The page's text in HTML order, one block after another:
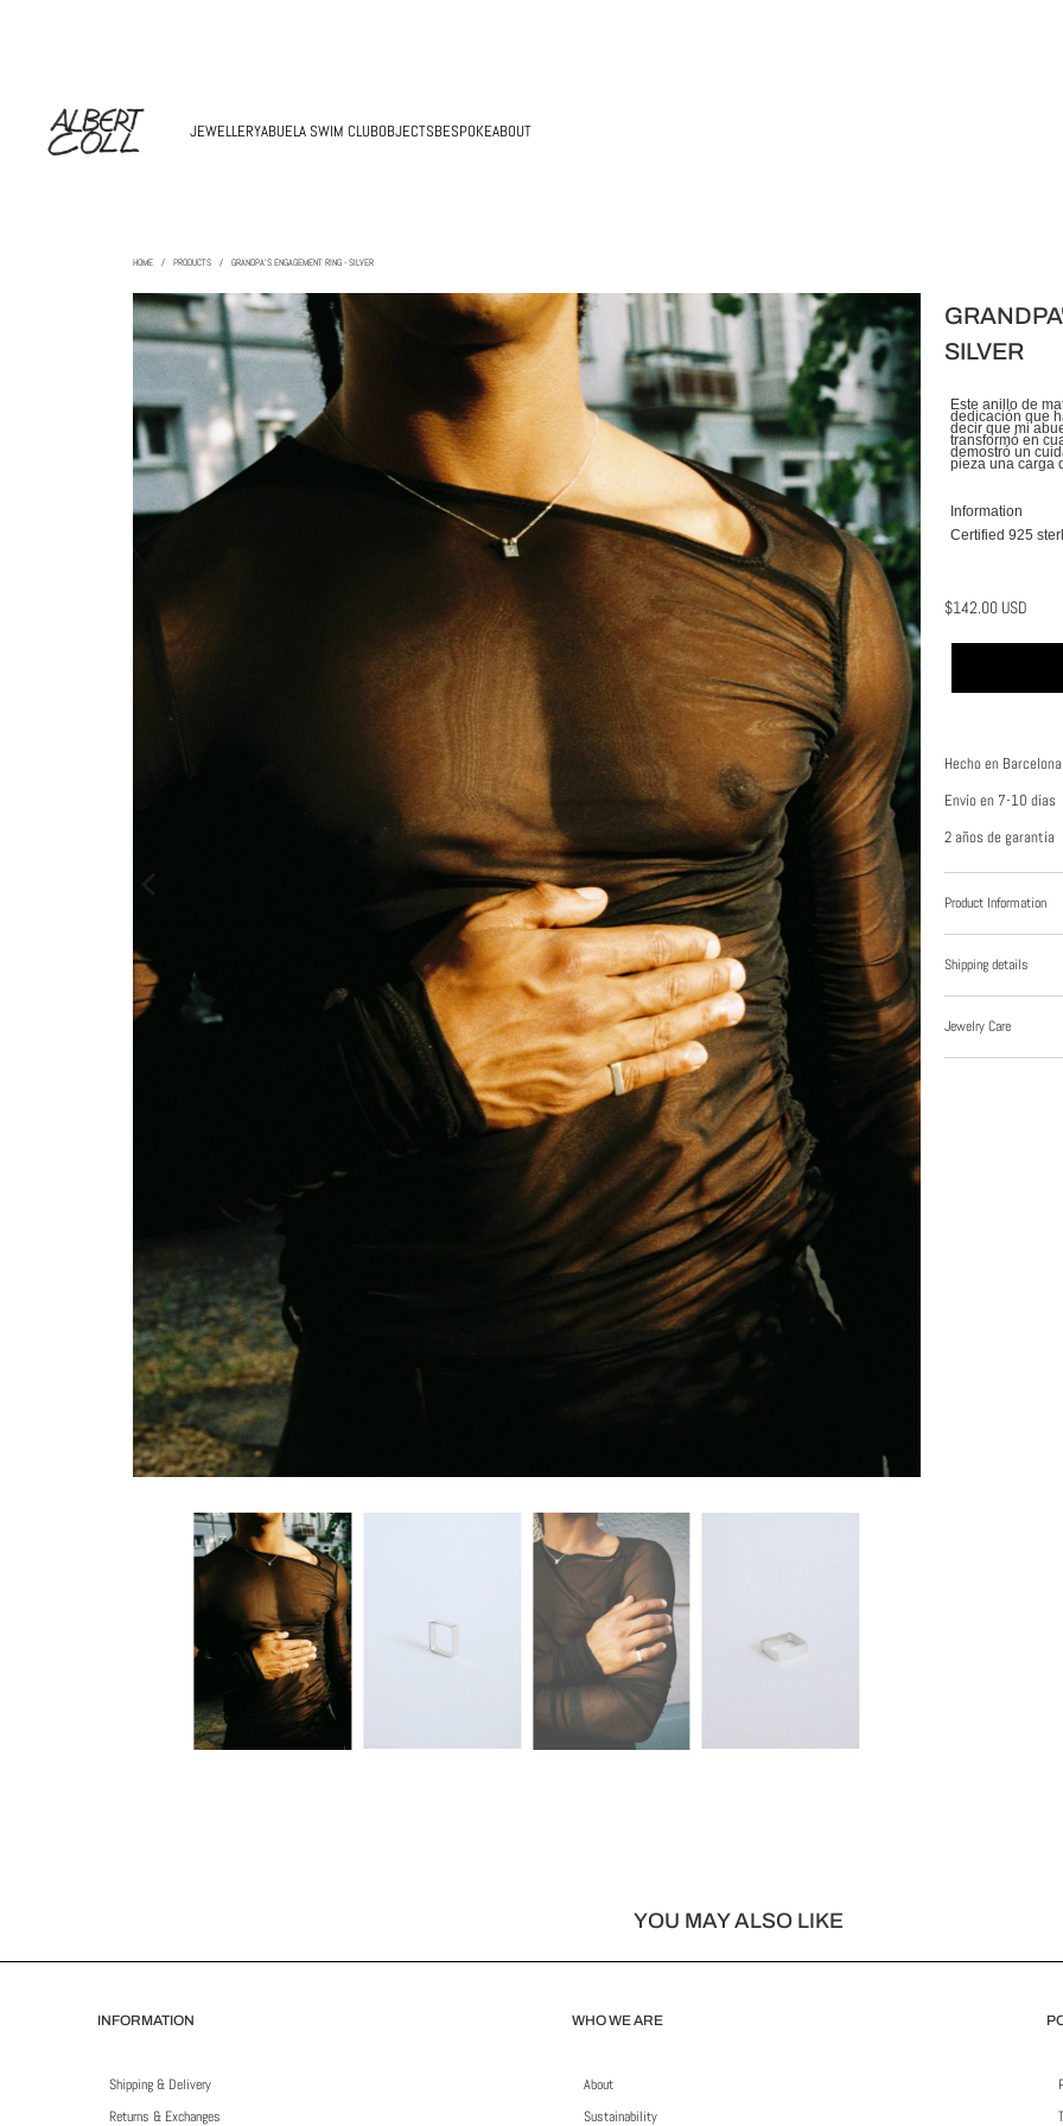
JEWELLERYABUELA SWIM CLUBOBJECTSBESPOKEABOUT
HOME / PRODUCTS / GRANDPA'S ENGAGEMENT RING - SILVER
SILVER
Este anillo de
dedicación que
decir que mi
transformó en
demostró un
pieza una carga
Information
Certified 925
$142.00 USD
Hecho en Barcelona
Envío en 7-10 días
2 años de garantía
Product Information
Shipping details
Jewelry Care
YOU MAY ALSO LIKE
INFORMATION
Shipping & Delivery
Returns & Exchanges
WHO WE ARE
About
Sustainability